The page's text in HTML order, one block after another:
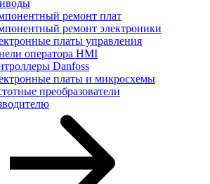
ремонт плат
ремонт электроники
платы управления
оператора HMI
Danfoss
платы и микросхемы
преобразователи